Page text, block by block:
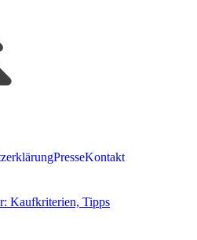
PresseKontakt
Kaufkriterien, Tipps